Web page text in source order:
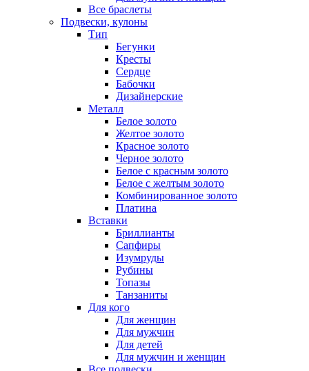
Все браслеты
Подвески, кулоны
Тип
Бегунки
Кресты
Сердце
Бабочки
Дизайнерские
Металл
Белое золото
Желтое золото
Красное золото
Черное золото
Белое с красным золото
Белое с желтым золото
Комбинированное золото
Платина
Вставки
Бриллианты
Сапфиры
Изумруды
Рубины
Топазы
Танзаниты
Для кого
Для женщин
Для мужчин
Для детей
Для мужчин и женщин